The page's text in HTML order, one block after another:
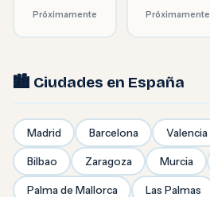
Próximamente Próximamente
🏙️ Ciudades en España
Madrid Barcelona Valencia
Bilbao Zaragoza Murcia
Palma de Mallorca Las Palmas